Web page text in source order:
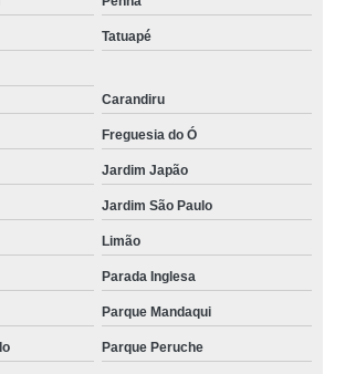
de tubos Alto da Boa Vista
de tubos em aço Bauru
aço cotar São José do Rio Preto
frio cotar Chácara Inglesa
aço Zona Sul
aço inox Santa Isabel
de tubos aço Itaim Bibi
industria cotar Jardim Itatiaia
cotar Arujá
Tatuapé
Carandiru
Freguesia do Ó
Jardim Japão
Jardim São Paulo
Limão
Parada Inglesa
Parque Mandaqui
Parque Peruche